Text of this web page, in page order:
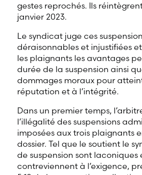
gestes reprochés. Ils
janvier 2023.
Le syndicat juge ces
déraisonnables et injustifiées
les plaignants les avantages
durée de la suspension ainsi
dommages moraux pour
réputation et à l’intégrité.
Dans un premier temps,
l’illégalité des suspensions
imposées aux trois plaignants
dossier. Tel que le soutient le
de suspension sont laconiques
contreviennent à l’exigence,